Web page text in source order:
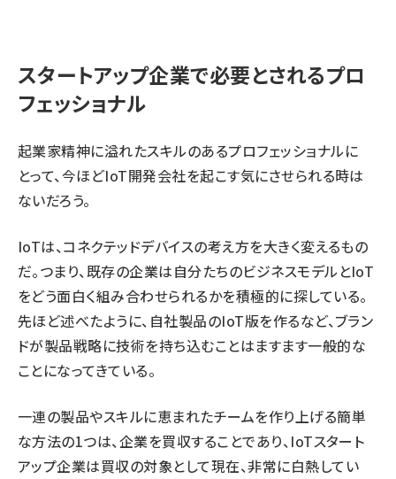
スタートアップ企業で必要とされるプロ
フェッショナル
起業家精神に溢れたスキルのあるプロフェッショナルに
とって、今ほどIoT開発会社を起こす気にさせられる時は
ないだろう。
IoTは、コネクテッドデバイスの考え方を大きく変えるもの
だ。つまり、既存の企業は自分たちのビジネスモデルとIoT
をどう面白く組み合わせられるかを積極的に探している。
先ほど述べたように、自社製品のIoT版を作るなど、ブラン
ドが製品戦略に技術を持ち込むことはますます一般的な
ことになってきている。
一連の製品やスキルに恵まれたチームを作り上げる簡単
な方法の1つは、企業を買収することであり、IoTスタート
アップ企業は買収の対象として現在、非常に白熱してい